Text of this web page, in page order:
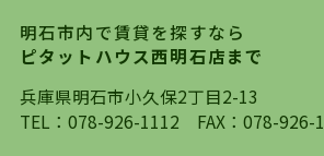
自身でインターネットを利用し、理
探していただき、選択していただい
対して、専門知識を持ったスタッフ
せていただくスタイルを心がけて
明石市内で賃貸を探すなら
ピタットハウス西明石店まで
兵庫県明石市小久保2丁目2-13
TEL： 078-926-1112 FAX：078-926-